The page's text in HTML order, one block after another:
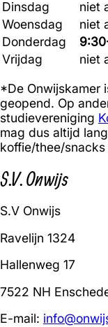
Dinsdag
niet
Woensdag
niet
Donderdag
Vrijdag
niet
*De Onwijskamer
geopend. Op
studievereniging
mag dus altijd
koffie/thee/
S.V. Onwijs
S.V Onwijs
Ravelijn 1324
Hallenweg 17
7522 NH
E-mail: